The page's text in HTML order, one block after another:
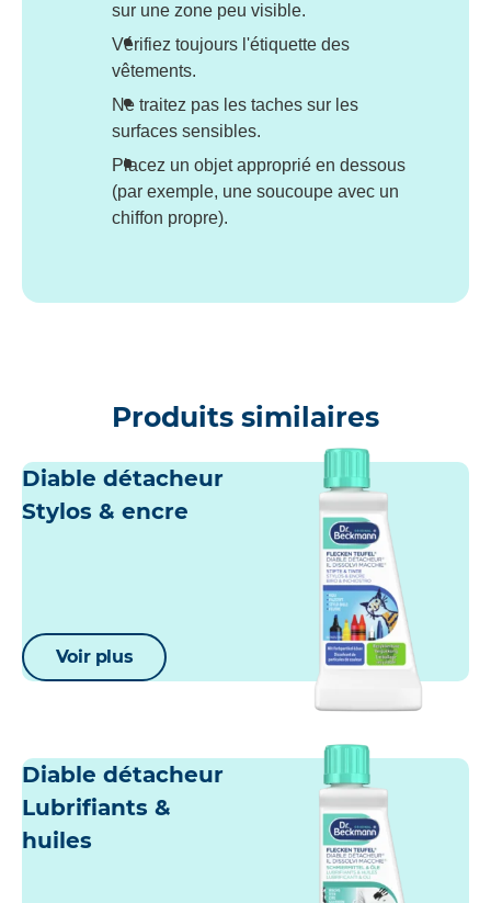
sur une zone peu visible.
Vérifiez toujours l'étiquette des
vêtements.
Ne traitez pas les taches sur les
surfaces sensibles.
Placez un objet approprié en dessous
(par exemple, une soucoupe avec un
chiffon propre).
Produits similaires
Diable détacheur
Stylos & encre
Voir plus
Diable détacheur
Lubrifiants &
huiles